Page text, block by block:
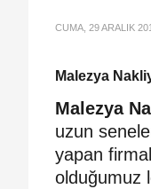
CUMA, 29 ARALIK
Malezya
Malezya
uzun
yapan
olduğumuz